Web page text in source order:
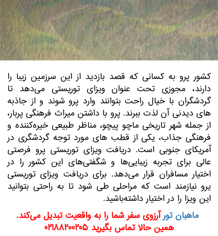
کشور پرو به کسانی که قصد بازدید از این سرزمین زیبا را
دارند، مجوزی تحت عنوان ویزای توریستی می‌دهد تا
گردشگران با خیال راحت بتوانند وارد پرو شوند و از جاذبه
های دیدنی آن لذت ببرند. پرو با داشتن میراث فرهنگی پربار،
از جمله شهر تاریخی ماچو پیچو، مناظر طبیعی خیره‌کننده و
فرهنگی جذاب، یکی از قطب های مورد توجه گردشگری در
آمریکای جنوبی است. دریافت ویزای توریستی پرو فرصتی
عالی برای تجربه زیبایی‌ها و شگفتی‌های این کشور را در
اختیار مسافران قرار می‌دهد. برای دریافت ویزای توریستی
یرو نیازمند است که مراحلی طی شود تا به راحتی بتوانید
این ویزا را در اختیار داشته‌باشید.
ماهبان تورآرزوی سفر شما را به واقعیت تبدیل می‌کند.
همین حالا تماس بگیرید 02188200205